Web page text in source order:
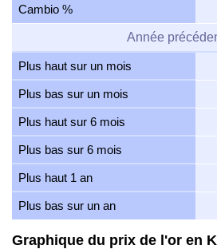
Cambio %
Année
Plus haut sur un mois
Plus bas sur un mois
Plus haut sur 6 mois
Plus bas sur 6 mois
Plus haut 1 an
Plus bas sur un an
Graphique du prix de l'or en